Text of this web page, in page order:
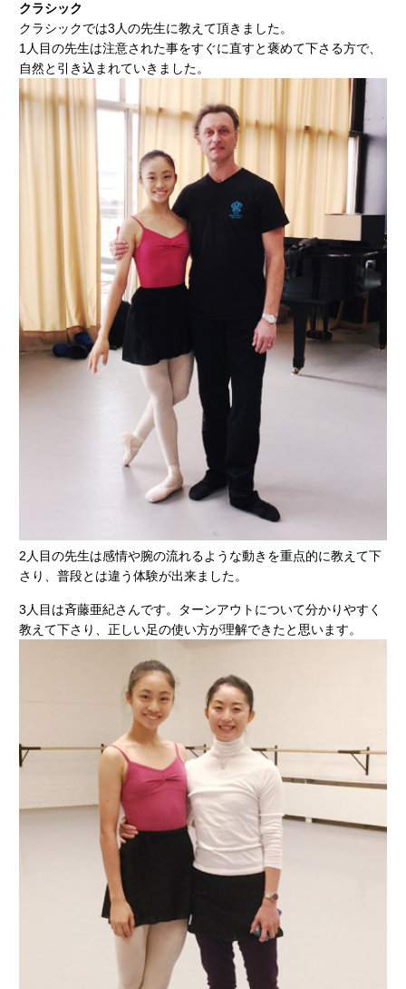
クラシック
クラシックでは3人の先生に教えて頂きました。
1人目の先生は注意された事をすぐに直すと褒めて下さる方で、
自然と引き込まれていきました。
2人目の先生は感情や腕の流れるような動きを重点的に教えて下
さり、普段とは違う体験が出来ました。
3人目は斉藤亜紀さんです。ターンアウトについて分かりやすく
教えて下さり、正しい足の使い方が理解できたと思います。